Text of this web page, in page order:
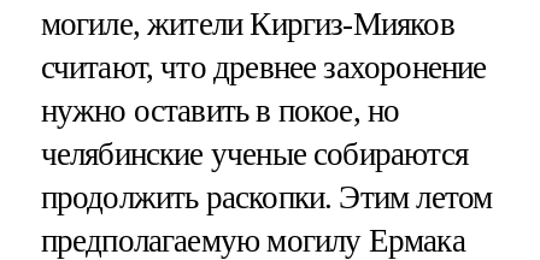
могиле, жители Киргиз-Мияков
считают, что древнее захоронение
нужно оставить в покое, но
челябинские ученые собираются
продолжить раскопки. Этим летом
предполагаемую могилу Ермака